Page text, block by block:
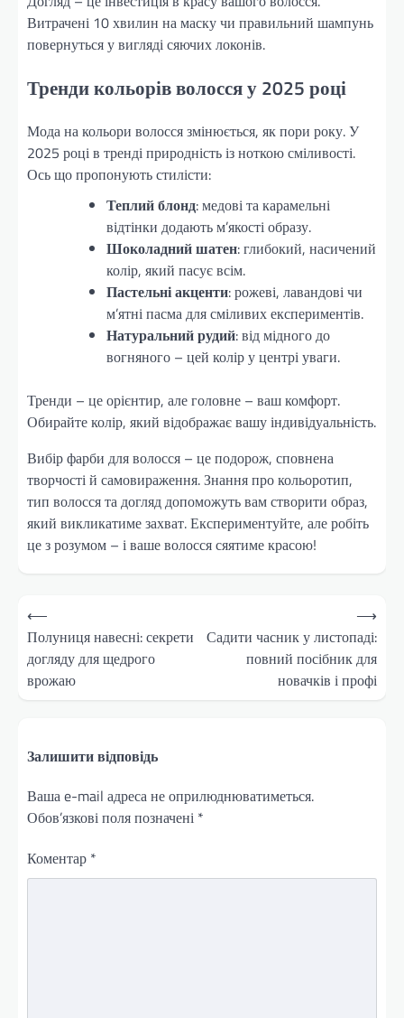
Витрачені 10 хвилин на маску чи правильний шампунь
повернуться у вигляді сяючих локонів.
Тренди кольорів волосся у 2025 році
Мода на кольори волосся змінюється, як пори року. У
2025 році в тренді природність із ноткою сміливості.
Ось що пропонують стилісти:
Теплий блонд: медові та карамельні
відтінки додають м’якості образу.
Шоколадний шатен: глибокий, насичений
колір, який пасує всім.
Пастельні акценти: рожеві, лавандові чи
м’ятні пасма для сміливих експериментів.
Натуральний рудий: від мідного до
вогняного – цей колір у центрі уваги.
Тренди – це орієнтир, але головне – ваш комфорт.
Обирайте колір, який відображає вашу індивідуальність.
Вибір фарби для волосся – це подорож, сповнена
творчості й самовираження. Знання про кольоротип,
тип волосся та догляд допоможуть вам створити образ,
який викликатиме захват. Експериментуйте, але робіть
це з розумом – і ваше волосся сяятиме красою!
Навігація
записів
⟵
Полуниця навесні: секрети
догляду для щедрого
врожаю
Садити часник у листопаді:
повний посібник для
новачків і профі
⟶
Залишити відповідь
Ваша e-mail адреса не оприлюднюватиметься.
Обов’язкові поля позначені *
Коментар *